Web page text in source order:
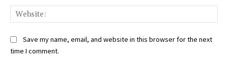
Save my name, email, and website in this browser for the next
time I comment.